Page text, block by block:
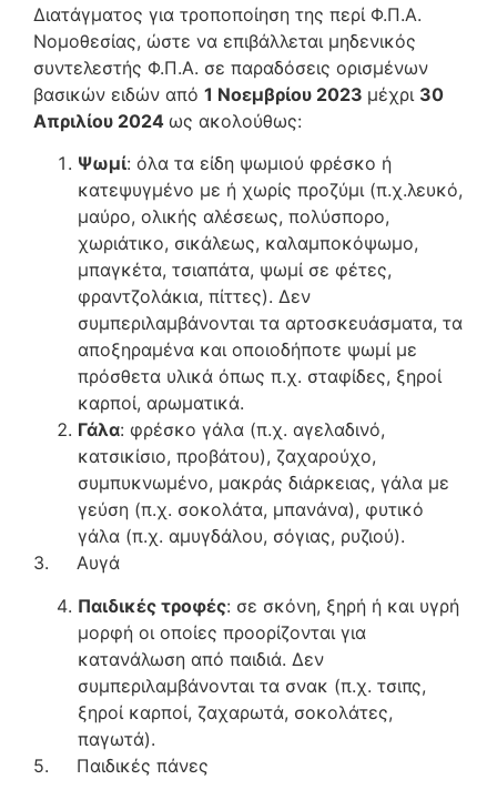
Διατάγματος για τροποποίηση της περί Φ.Π.Α.
Νομοθεσίας, ώστε να επιβάλλεται μηδενικός
συντελεστής Φ.Π.Α. σε παραδόσεις ορισμένων
βασικών ειδών από 1 Νοεμβρίου 2023 μέχρι 30
Απριλίου 2024 ως ακολούθως:
Ψωμί: όλα τα είδη ψωμιού φρέσκο ή
κατεψυγμένο με ή χωρίς προζύμι (π.χ.λευκό,
μαύρο, ολικής αλέσεως, πολύσπορο,
χωριάτικο, σικάλεως, καλαμποκόψωμο,
μπαγκέτα, τσιαπάτα, ψωμί σε φέτες,
φραντζολάκια, πίττες). Δεν
συμπεριλαμβάνονται τα αρτοσκευάσματα, τα
αποξηραμένα και οποιοδήποτε ψωμί με
πρόσθετα υλικά όπως π.χ. σταφίδες, ξηροί
καρποί, αρωματικά.
Γάλα: φρέσκο γάλα (π.χ. αγελαδινό,
κατσικίσιο, προβάτου), ζαχαρούχο,
συμπυκνωμένο, μακράς διάρκειας, γάλα με
γεύση (π.χ. σοκολάτα, μπανάνα), φυτικό
γάλα (π.χ. αμυγδάλου, σόγιας, ρυζιού).
3. Αυγά
Παιδικές τροφές: σε σκόνη, ξηρή ή και υγρή
μορφή οι οποίες προορίζονται για
κατανάλωση από παιδιά. Δεν
συμπεριλαμβάνονται τα σνακ (π.χ. τσιπς,
ξηροί καρποί, ζαχαρωτά, σοκολάτες,
παγωτά).
5. Παιδικές πάνες